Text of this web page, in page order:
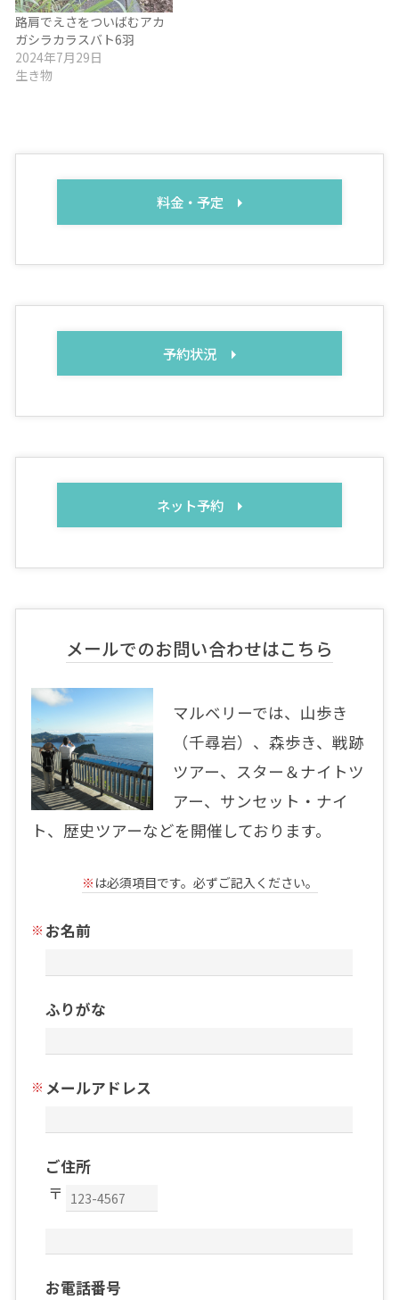
路肩でえさをついばむアカ
ガシラカラスバト6羽
2024年7月29日
生き物
料金・予定
予約状況
ネット予約
メールでのお問い合わせはこちら
マルベリーでは、山歩き
（千尋岩）、森歩き、戦跡
ツアー、スター＆ナイトツ
アー、サンセット・ナイ
ト、歴史ツアーなどを開催しております。
※ は必須項目です。必ずご記入ください。
お名前
ふりがな
メールアドレス
ご住所
お電話番号